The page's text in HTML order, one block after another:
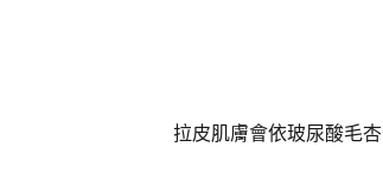
拉皮肌膚會依玻尿酸毛